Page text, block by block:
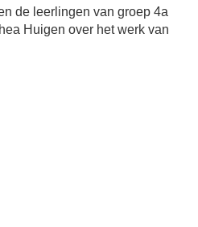
de leerlingen van groep 4a
Huigen over het werk van